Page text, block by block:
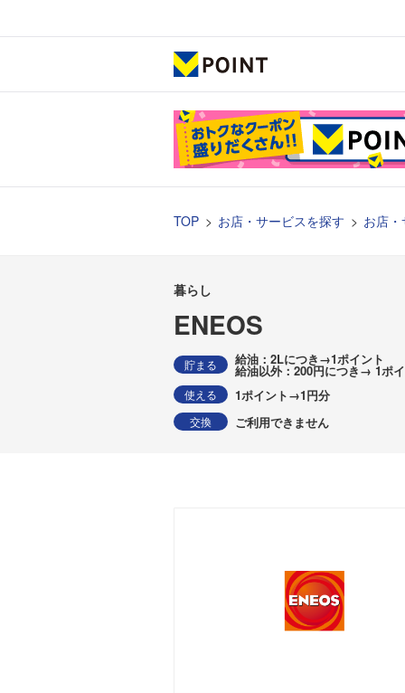
TOP お店・サービスを探す お店
暮らし
ENEOS
貯まる 給油：2Lにつき→1ポイント
使える 1ポイント→1円分
交換 ご利用できません